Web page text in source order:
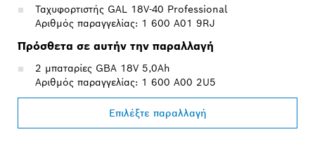
Ταχυφορτιστής GAL 18V-40 Professional
Αριθμός παραγγελίας: 1 600 A01 9RJ
Πρόσθετα σε αυτήν την παραλλαγή
2 μπαταρίες GBA 18V 5,0Ah
Αριθμός παραγγελίας: 1 600 A00 2U5
Επιλέξτε παραλλαγή